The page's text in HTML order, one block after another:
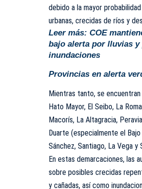
debido a la mayor
urbanas, crecidas de ríos y
Leer más: COE
bajo alerta por lluvias y
inundaciones
Provincias en alerta
Mientras tanto, se encuentran
Hato Mayor, El Seibo, La
Macorís, La Altagracia,
Duarte (especialmente el Bajo
Sánchez, Santiago, La Vega y
En estas demarcaciones, las
sobre posibles crecidas
y cañadas, así como